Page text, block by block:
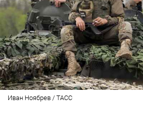
Иван Ноябрев / ТАСС